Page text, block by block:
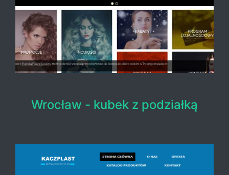
Wrocław - kubek z podziałką